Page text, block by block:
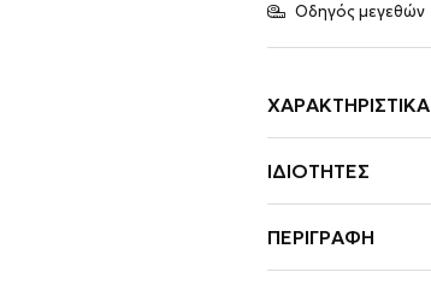
Οδηγός μεγεθών
ΧΑΡΑΚΤΗΡΙΣΤΙΚΆ
ΙΔΙΌΤΗΤΕΣ
ΠΕΡΙΓΡΑΦΉ